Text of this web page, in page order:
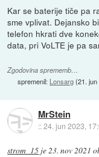
Kar se baterije tiče pa
sme vplivat. Dejansko
telefon hkrati dve
data, pri VoLTE je pa
Zgodovina sprememb…
spremenil: Lonsarg(21.
MrStein
::24. jun 2023,
strom_15 je23. nov 2021